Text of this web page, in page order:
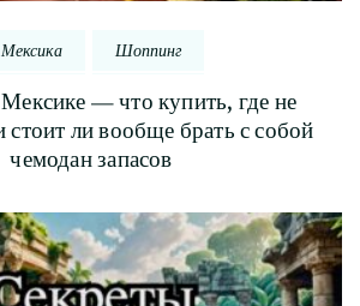
Мексика Шоппинг
— что купить, где не
стоит ли вообще брать с собой
чемодан запасов